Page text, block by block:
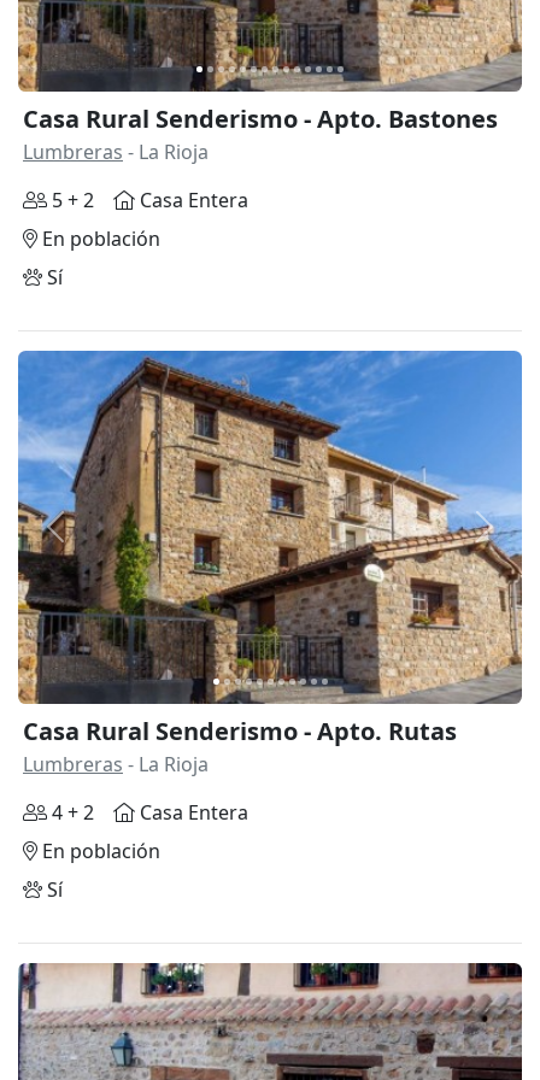
Casa Rural Senderismo - Apto. Bastones
Lumbreras - La Rioja
5 + 2
Casa Entera
En población
Sí
Anterior
Casa Rural Senderismo - Apto. Rutas
Lumbreras - La Rioja
4 + 2
Casa Entera
En población
Sí